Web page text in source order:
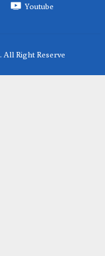
Youtube
All Right Reserve